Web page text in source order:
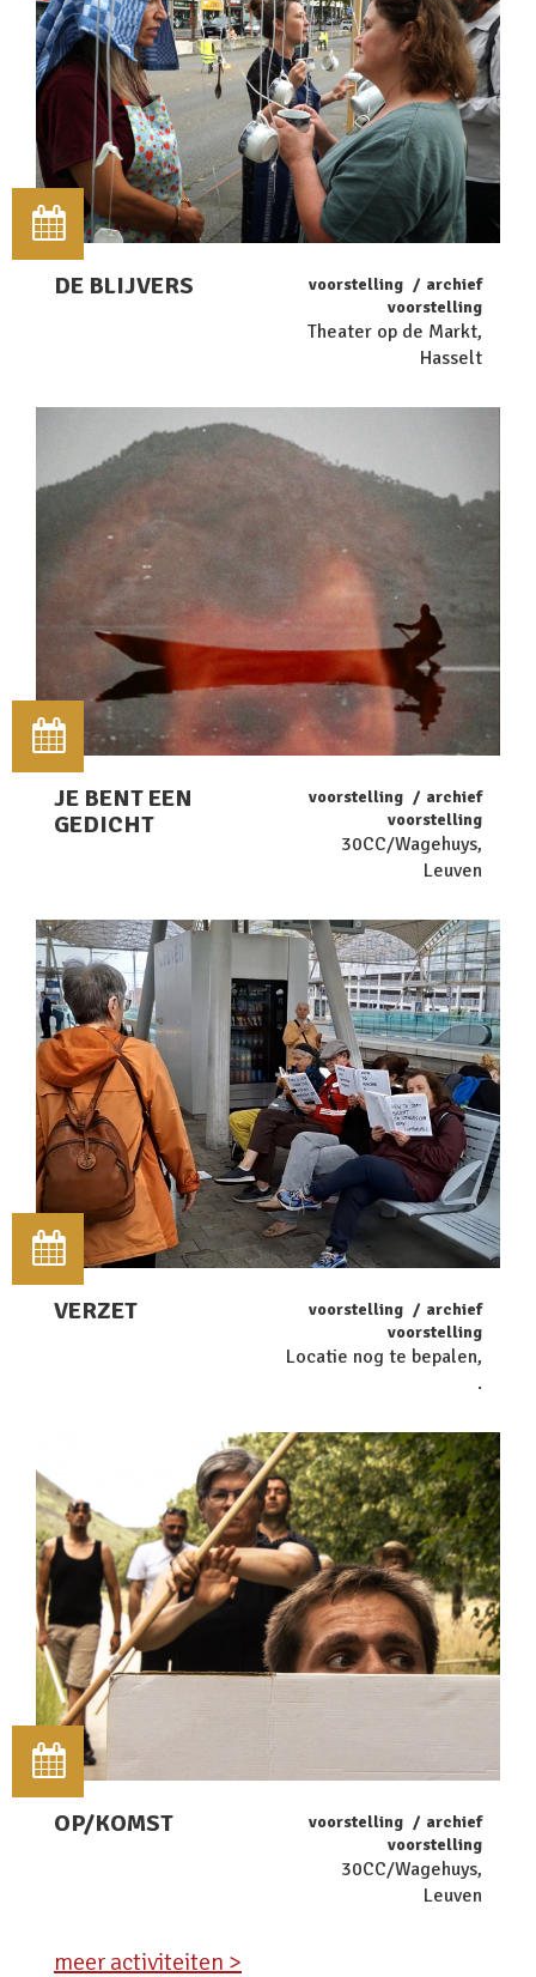
DE BLIJVERS voorstelling
archief
voorstelling
Theater op de Markt,
Hasselt
JE BENT EEN
GEDICHT
voorstelling
archief
voorstelling
30CC/Wagehuys,
Leuven
VERZET voorstelling
archief
voorstelling
Locatie nog te bepalen,
.
OP/KOMST voorstelling
archief
voorstelling
30CC/Wagehuys,
Leuven
meer activiteiten >